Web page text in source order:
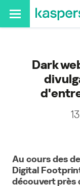
Dark
Au cours des
Digital
découvert près